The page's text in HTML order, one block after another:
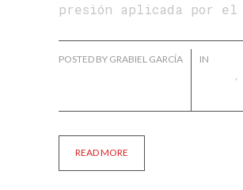
presión aplicada por el
READ MORE
POSTED BY GRABIEL GARCÍA IN
,